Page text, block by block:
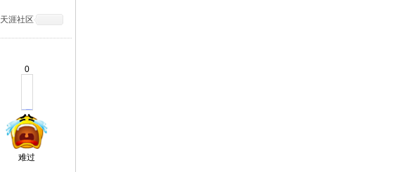
天涯社区
0
难过